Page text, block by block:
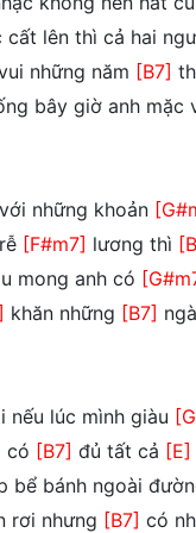
cất lên thì cả hai
những năm [B7]
bây giờ anh mặc
những khoản
[F#m7] lương thì
mong anh có
khăn những [B7]
nếu lúc mình giàu
có [B7] đủ tất cả [E]
bể bánh ngoài
rơi nhưng [B7] có